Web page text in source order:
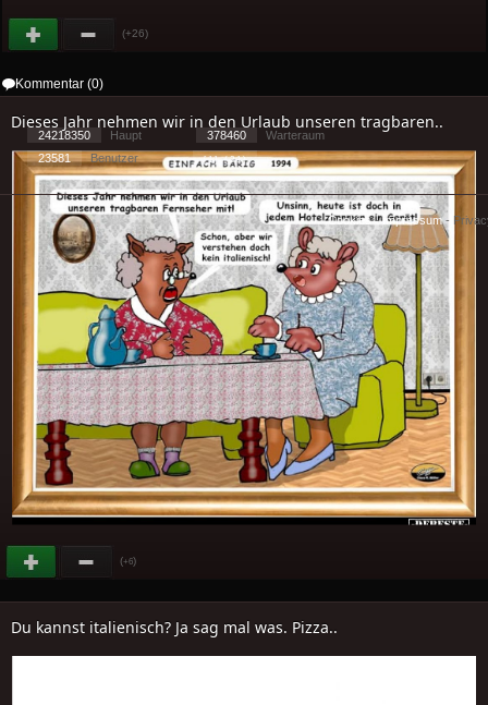
(+26)
Kommentar (0)
Dieses Jahr nehmen wir in den Urlaub unseren tragbaren..
(+6)
Du kannst italienisch? Ja sag mal was. Pizza..
24218350 Haupt 378460
Warteraum
23581
Benutzer [ 1 ] - ( 2.1 )
Cookies- Impressum-